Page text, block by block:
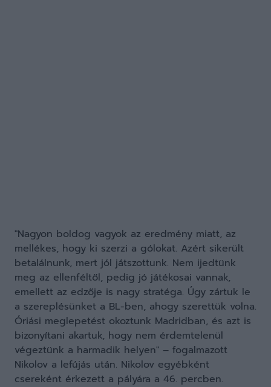
"Nagyon boldog vagyok az eredmény miatt, az
mellékes, hogy ki szerzi a gólokat. Azért sikerült
betalálnunk, mert jól játszottunk. Nem ijedtünk
meg az ellenféltől, pedig jó játékosai vannak,
emellett az edzője is nagy stratéga. Úgy zártuk le
a szereplésünket a BL-ben, ahogy szerettük volna.
Óriási meglepetést okoztunk Madridban, és azt is
bizonyítani akartuk, hogy nem érdemtelenül
végeztünk a harmadik helyen" – fogalmazott
Nikolov a lefújás után. Nikolov egyébként
csereként érkezett a pályára a 46. percben.